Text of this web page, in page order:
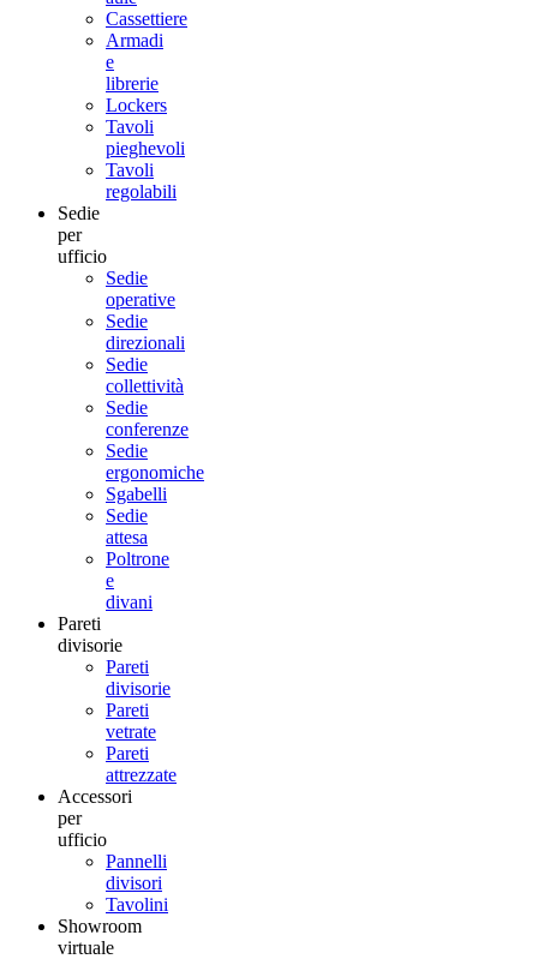
Cassettiere
Armadi
e
librerie
Lockers
Tavoli
pieghevoli
Tavoli
regolabili
Sedie
per
ufficio
Sedie
operative
Sedie
direzionali
Sedie
collettività
Sedie
conferenze
Sedie
ergonomiche
Sgabelli
Sedie
attesa
Poltrone
e
divani
Pareti
divisorie
Pareti
divisorie
Pareti
vetrate
Pareti
attrezzate
Accessori
per
ufficio
Pannelli
divisori
Tavolini
Showroom
virtuale